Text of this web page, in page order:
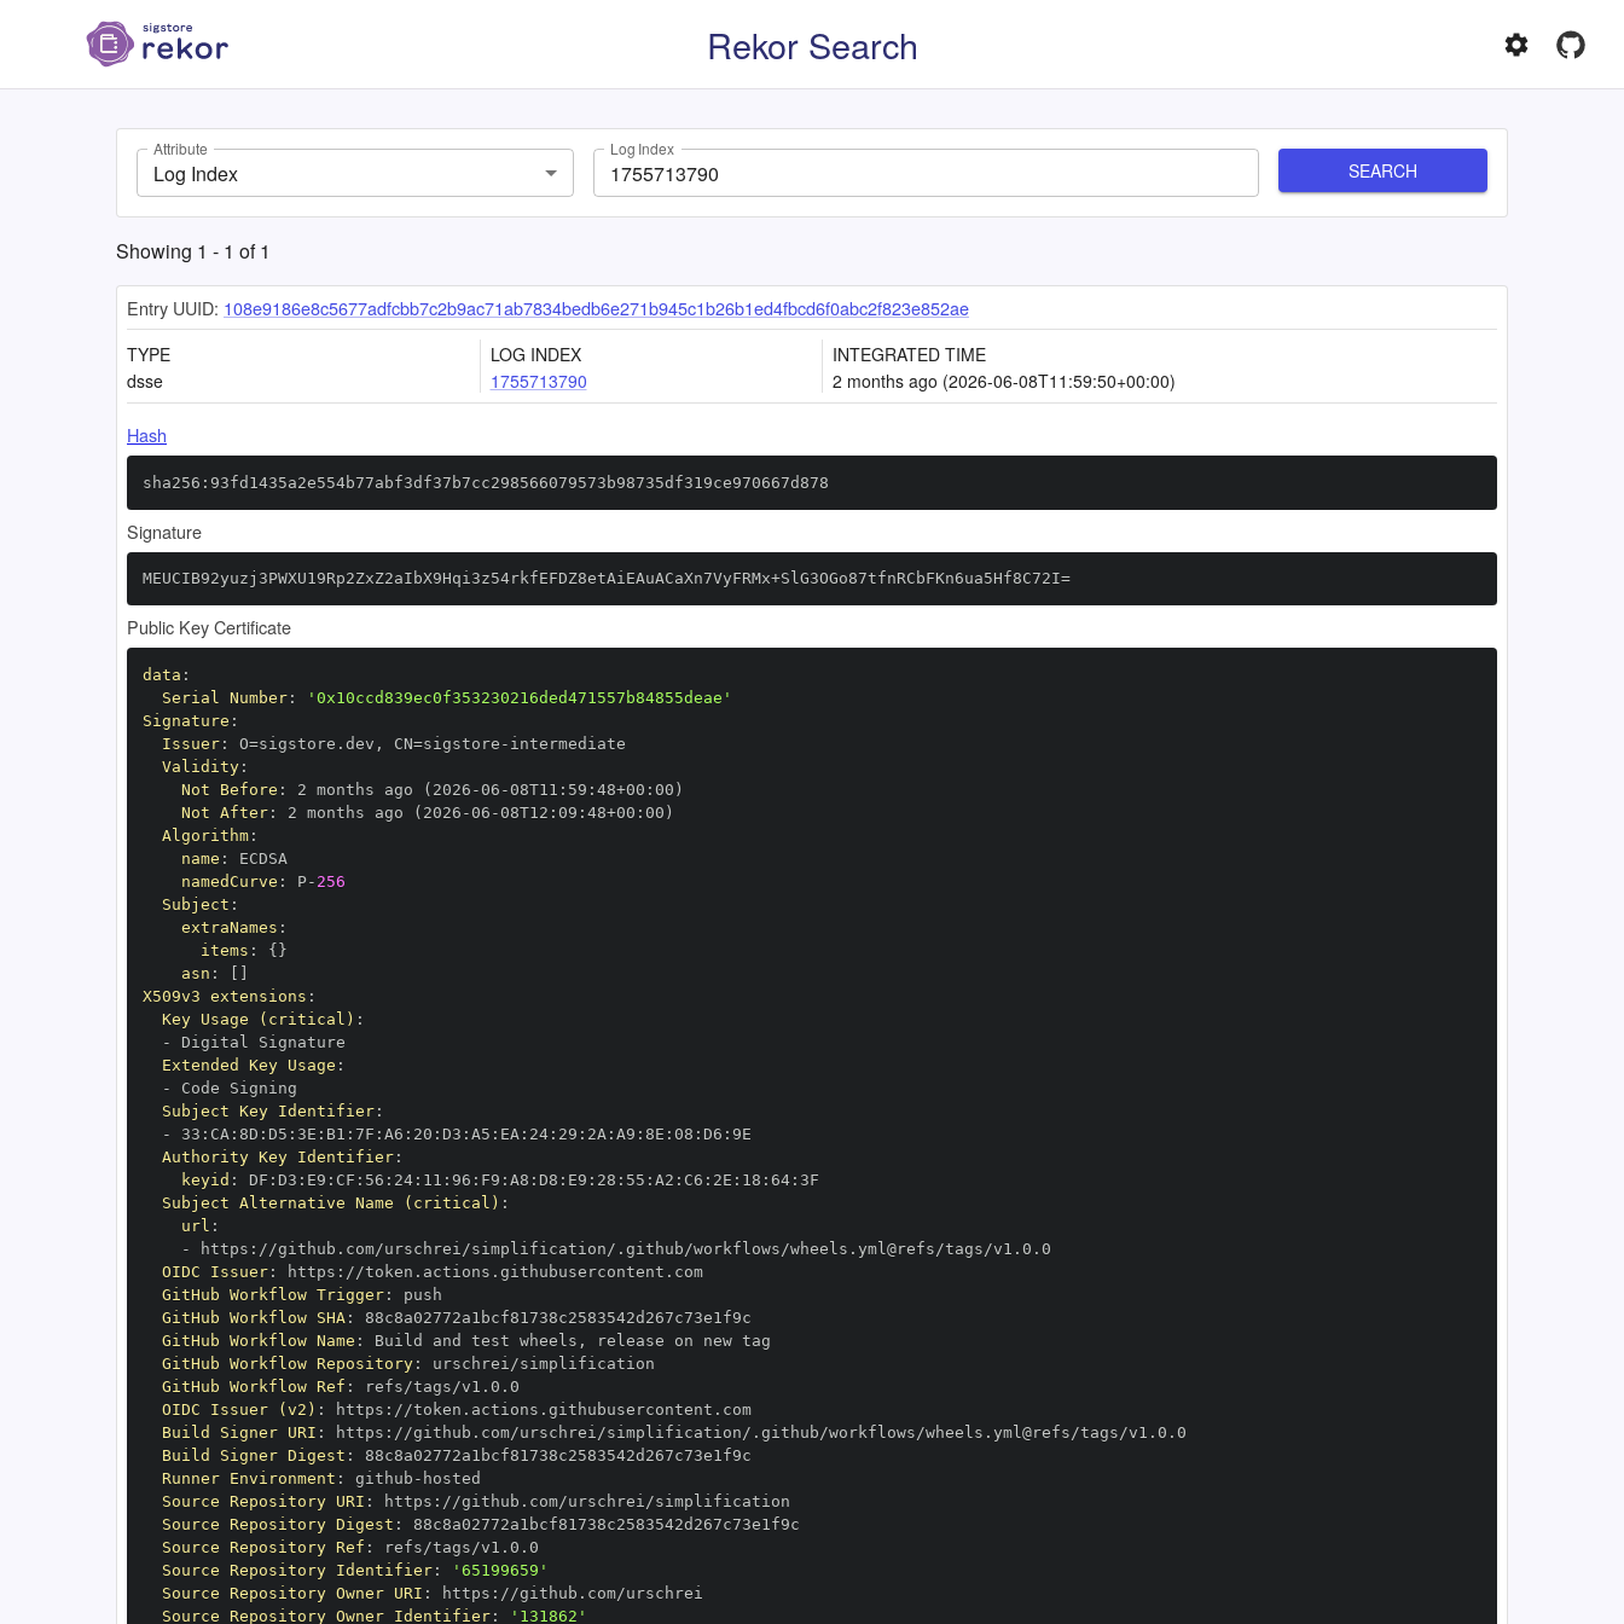
Rekor Search
Attribute
Log Index
Log Index
SEARCH
Showing 1 - 1 of1
Entry UUID: 108e9186e8c5677adfcbb7c2b9ac71ab7834bedb6e271b945c1b26b1ed4fbcd6f0abc2f823e852ae
TYPE
dsse
LOG INDEX
1755713790
INTEGRATED TIME
2 months ago (2026-06-08T11:59:50+00:00)
Hash
sha256:93fd1435a2e554b77abf3df37b7cc298566079573b98735df319ce970667d878
Signature
MEUCIB92yuzj3PWXU19Rp2ZxZ2aIbX9Hqi3z54rkfEFDZ8etAiEAuACaXn7VyFRMx+SlG3OGo87tfnRCbFKn6ua5Hf8C72I=
Public Key Certificate
data :
Serial Number:
'0x10ccd839ec0f353230216ded471557b84855deae'
Signature :
Issuer: O=sigstore.dev , CN=sigstore -
Validity:
Not Before : 2 months ago (2026 -06 -08T11 : 59 : 48+00 :
Not After: 2 months ago (2026 -06 -08T12 : 09 : 48+00 :
Algorithm:
name :
namedCurve : P- 256
Subject :
extraNames :
items : { }
asn :
X509v3 extensions :
Key Usage (critical) :
-
Extended Key Usage :
-
Subject Key Identifier:
-
33 : CA : 8D : D5 : 3E : B1 : 7F : A6 : 20 : D3 : A5 : EA : 24: 29 : 2A : A9 : 8E : 08 : D6 :
Authority Key Identifier:
keyid : DF : D3 : E9 : CF : 56 : 24: 11 : 96 : F9 : A8 : D8 : E9 : 28 : 55 : A2 : C6 : 2E : 18 : 64:
Subject Alternative Name (critical) :
url :
-
https :
OIDC Issuer: https :
//token.actions.githubusercontent.com
GitHub Workflow Trigger:
GitHub Workflow SHA:
GitHub Workflow Name : Build and test wheels ,
GitHub Workflow Repository:
GitHub Workflow Ref :
OIDC Issuer (v2) : https :
//token.actions.githubusercontent.com
Build Signer URI : https :
Build Signer Digest :
Runner Environment : github -
Source Repository URI : https :
Source Repository Digest :
Source Repository Ref :
Source Repository Identifier:
'65199659'
Source Repository Owner URI : https :
Source Repository Owner Identifier: '131862'